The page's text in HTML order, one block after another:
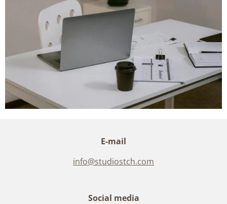
E-mail
info@studiostch.com
Social media